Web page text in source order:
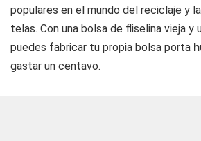
populares en el mundo del reciclaje y
telas. Con una bolsa de fliselina vieja y
puedes fabricar tu propia bolsa porta
gastar un centavo.